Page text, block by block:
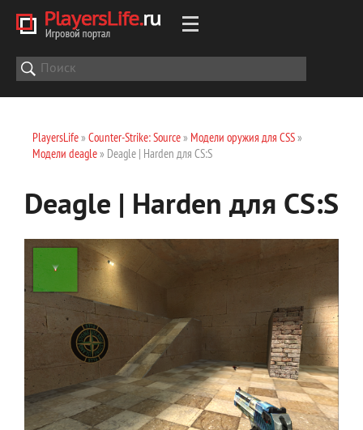
PlayersLife» Counter-Strike: Source» Модели оружия для CSS»
Модели deagle» Deagle | Harden для CS:S
Deagle | Harden для CS:S